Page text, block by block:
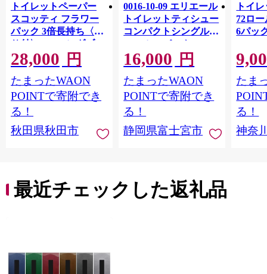
トイレットペーパー
スコッティ フラワー
パック 3倍長持ち〈香
り付〉4ロール(ダブ
ル)×12パック 日用品
最短翌日発送 [スコッ
ティ フラワーパック
トイレットペーパー
日本製紙クレシア] 秋
田県秋田市
28,000 円
たまったWAON
POINTで寄附でき
る！
秋田県秋田市
0016-10-09 エリエール
トイレットティシュー
コンパクトシングル 8
ロール×8パック 64ロ
ール 1.5倍巻 82.5m
トイレットペーパー
シングル パルプ100％
香りつき 日用品 消耗
品 備蓄
16,000 円
たまったWAON
POINTで寄附でき
る！
静岡県富士宮市
トイ
72ロ
6パッ
FSCリ
長巻タ
100％
防災
ペー
川県
トペー
たま
る！
神奈
最近チェックした返礼品